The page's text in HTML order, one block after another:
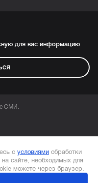
для вас информацию
СМИ.
с условиями обработки
сайте, необходимых для
можете через браузер.